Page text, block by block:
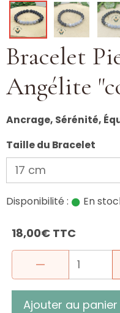
Bracelet
Angélite
Ancrage, Sérénité,
Taille du Bracelet
Disponibilité : En
18,00€ TTC
Ajouter au panier